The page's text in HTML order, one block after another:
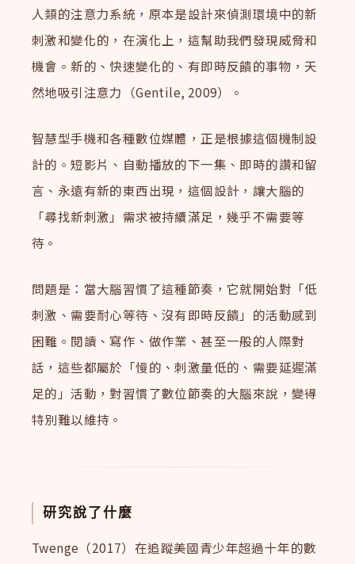
人類的注意力系統，原本是設計來偵測環境中的新
刺激和變化的，在演化上，這幫助我們發現威脅和
機會。新的、快速變化的、有即時反饋的事物，天
然地吸引注意力（Gentile, 2009）。
智慧型手機和各種數位媒體，正是根據這個機制設
計的。短影片、自動播放的下一集、即時的讚和留
言、永遠有新的東西出現，這個設計，讓大腦的
「尋找新刺激」需求被持續滿足，幾乎不需要等
待。
問題是：當大腦習慣了這種節奏，它就開始對「低
刺激、需要耐心等待、沒有即時反饋」的活動感到
困難。閱讀、寫作、做作業、甚至一般的人際對
話，這些都屬於「慢的、刺激量低的、需要延遲滿
足的」活動，對習慣了數位節奏的大腦來說，變得
特別難以維持。
研究說了什麼
Twenge（2017）在追蹤美國青少年超過十年的數